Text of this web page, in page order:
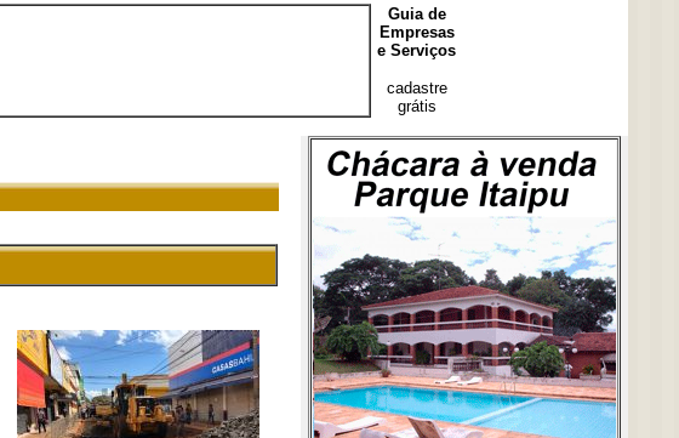
Guia de
Empresas
e Serviços
cadastre
grátis